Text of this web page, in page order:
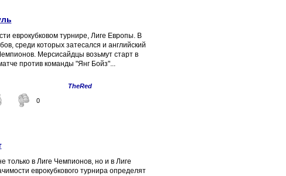
еврокубковом турнире, Лиге Европы. В
среди которых затесался и английский
Мерсисайдцы возьмут старт в
против команды "Янг Бойз"...
TheRed
0
в Лиге Чемпионов, но и в Лиге
еврокубкового турнира определят